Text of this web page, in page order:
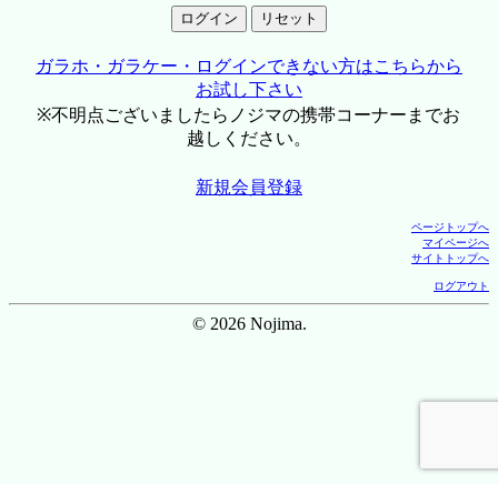
ガラホ・ガラケー・ログインできない方はこちらから
お試し下さい
※不明点ございましたらノジマの携帯コーナーまでお
越しください。
新規会員登録
ページトップへ
マイページへ
サイトトップへ
ログアウト
© 2026 Nojima.